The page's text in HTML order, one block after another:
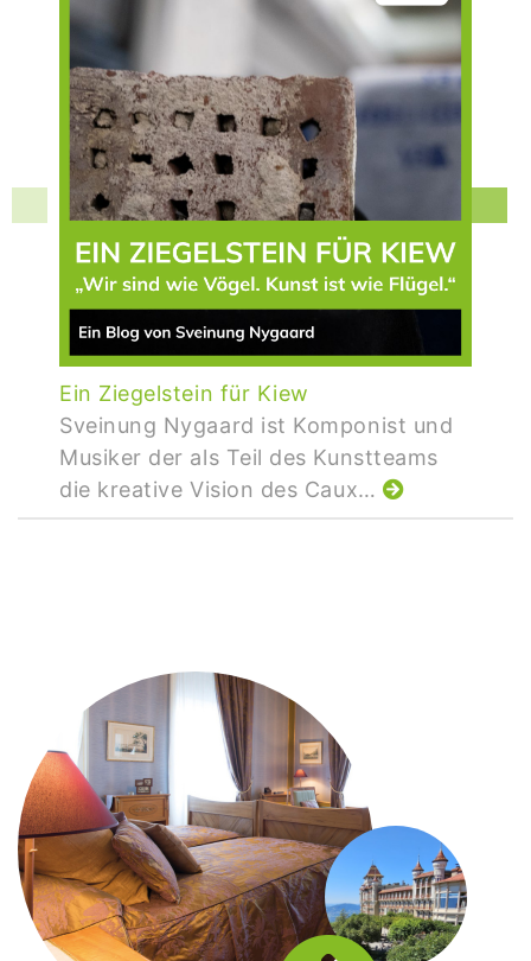
Ein Ziegelstein für Kiew
Sveinung Nygaard ist Komponist und
Musiker der als Teil des Kunstteams
die kreative Vision des Caux…